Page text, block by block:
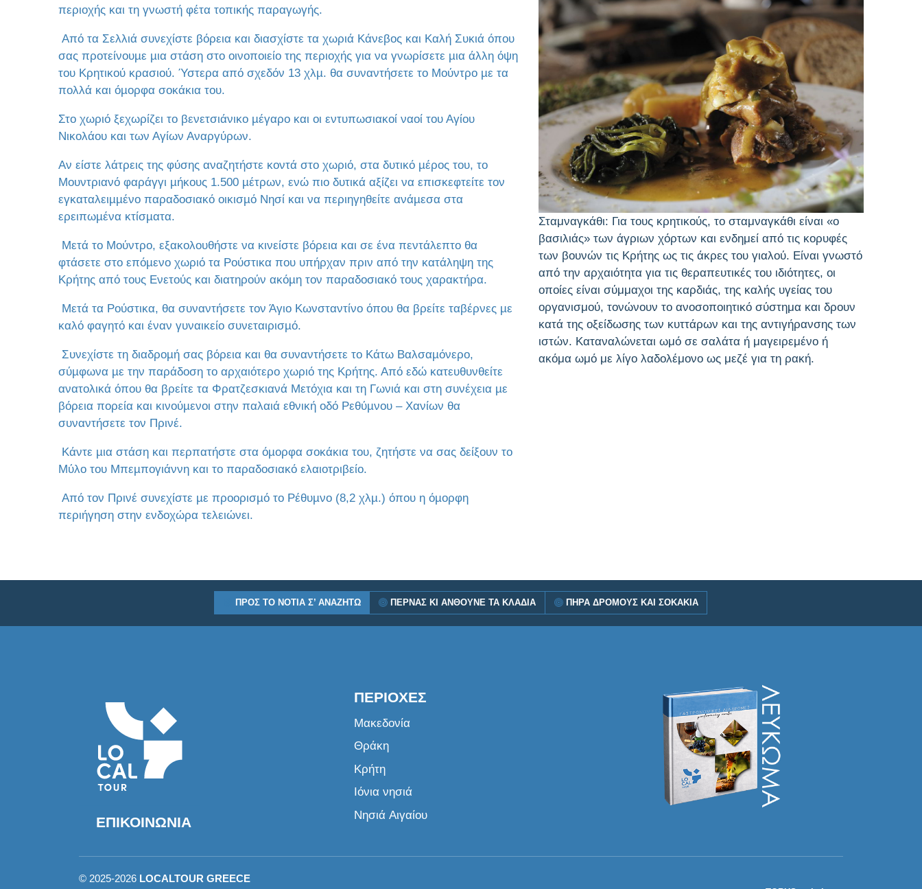
περιοχής και τη γνωστή φέτα τοπικής παραγωγής.
Από τα Σελλιά συνεχίστε βόρεια και διασχίστε τα χωριά Κάνεβος και Καλή Συκιά όπου
σας προτείνουµε µια στάση στο οινοποιείο της περιοχής για να γνωρίσετε µια άλλη όψη
του Κρητικού κρασιού. Ύστερα από σχεδόν 13 χλµ. θα συναντήσετε το Μούντρο µε τα
πολλά και όµορφα σοκάκια του.
Στο χωριό ξεχωρίζει το βενετσιάνικο µέγαρο και οι εντυπωσιακοί ναοί του Αγίου
Νικολάου και των Αγίων Αναργύρων.
Αν είστε λάτρεις της φύσης αναζητήστε κοντά στο χωριό, στα δυτικό µέρος του, το
Μουντριανό φαράγγι µήκους 1.500 µέτρων, ενώ πιο δυτικά αξίζει να επισκεφτείτε τον
εγκαταλειµµένο παραδοσιακό οικισµό Νησί και να περιηγηθείτε ανάµεσα στα
ερειπωµένα κτίσµατα.
Μετά το Μούντρο, εξακολουθήστε να κινείστε βόρεια και σε ένα πεντάλεπτο θα
φτάσετε στο επόµενο χωριό τα Ρούστικα που υπήρχαν πριν από την κατάληψη της
Κρήτης από τους Ενετούς και διατηρούν ακόµη τον παραδοσιακό τους χαρακτήρα.
Μετά τα Ρούστικα, θα συναντήσετε τον Άγιο Κωνσταντίνο όπου θα βρείτε ταβέρνες µε
καλό φαγητό και έναν γυναικείο συνεταιρισµό.
Συνεχίστε τη διαδροµή σας βόρεια και θα συναντήσετε το Κάτω Βαλσαµόνερο,
σύµφωνα µε την παράδοση το αρχαιότερο χωριό της Κρήτης. Από εδώ κατευθυνθείτε
ανατολικά όπου θα βρείτε τα Φρατζεσκιανά Μετόχια και τη Γωνιά και στη συνέχεια µε
βόρεια πορεία και κινούµενοι στην παλαιά εθνική οδό Ρεθύµνου – Χανίων θα
συναντήσετε τον Πρινέ.
Κάντε µια στάση και περπατήστε στα όµορφα σοκάκια του, ζητήστε να σας δείξουν το
Μύλο του Μπεµπογιάννη και το παραδοσιακό ελαιοτριβείο.
Από τον Πρινέ συνεχίστε µε προορισµό το Ρέθυµνο (8,2 χλµ.) όπου η όµορφη
περιήγηση στην ενδοχώρα τελειώνει.
Σταμναγκάθι: Για τους κρητικούς, το σταμναγκάθι είναι «ο
βασιλιάς» των άγριων χόρτων και ενδημεί από τις κορυφές
των βουνών τις Κρήτης ως τις άκρες του γιαλού. Είναι γνωστό
από την αρχαιότητα για τις θεραπευτικές του ιδιότητες, οι
οποίες είναι σύμμαχοι της καρδιάς, της καλής υγείας του
οργανισμού, τονώνουν το ανοσοποιητικό σύστημα και δρουν
κατά της οξείδωσης των κυττάρων και της αντιγήρανσης των
ιστών. Καταναλώνεται ωμό σε σαλάτα ή μαγειρεμένο ή
ακόμα ωμό με λίγο λαδολέμονο ως μεζέ για τη ρακή.
ΠΡΟΣ ΤΟ ΝΟΤΙΆ Σ’ ΑΝΑΖΗΤΏ ΠΕΡΝΆΣ ΚΙ ΑΝΘΟΎΝΕ ΤΑ ΚΛΑΔΙΆ ΠΉΡΑ ΔΡΌΜΟΥΣ ΚΑΙ ΣΟΚΆΚΙΑ
ΕΠΙΚΟΙΝΩΝΊΑ
ΠΕΡΙΟΧΈΣ
Μακεδονία
Θράκη
Κρήτη
Ιόνια νησιά
Νησιά Αιγαίου
© 2025-2026 LOCALTOUR GREECE